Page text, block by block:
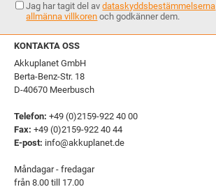
Jag har tagit del avdataskyddsbestämmelserna
allmänna villkoren och godkänner dem.
KONTAKTA OSS
Akkuplanet GmbH
Berta-Benz-Str. 18
D-40670 Meerbusch
Telefon: +49 (0)2159-922 40 00
Fax: +49 (0)2159-922 40 44
E-post: info@akkuplanet.de
Måndagar - fredagar
från 8.00 till 17.00